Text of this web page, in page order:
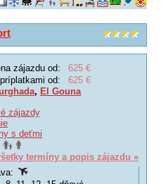
zájazdu od:
625 €
od:
625 €
, El Gouna
zájazdy
s deťmi
termíny a popis zájazdu »